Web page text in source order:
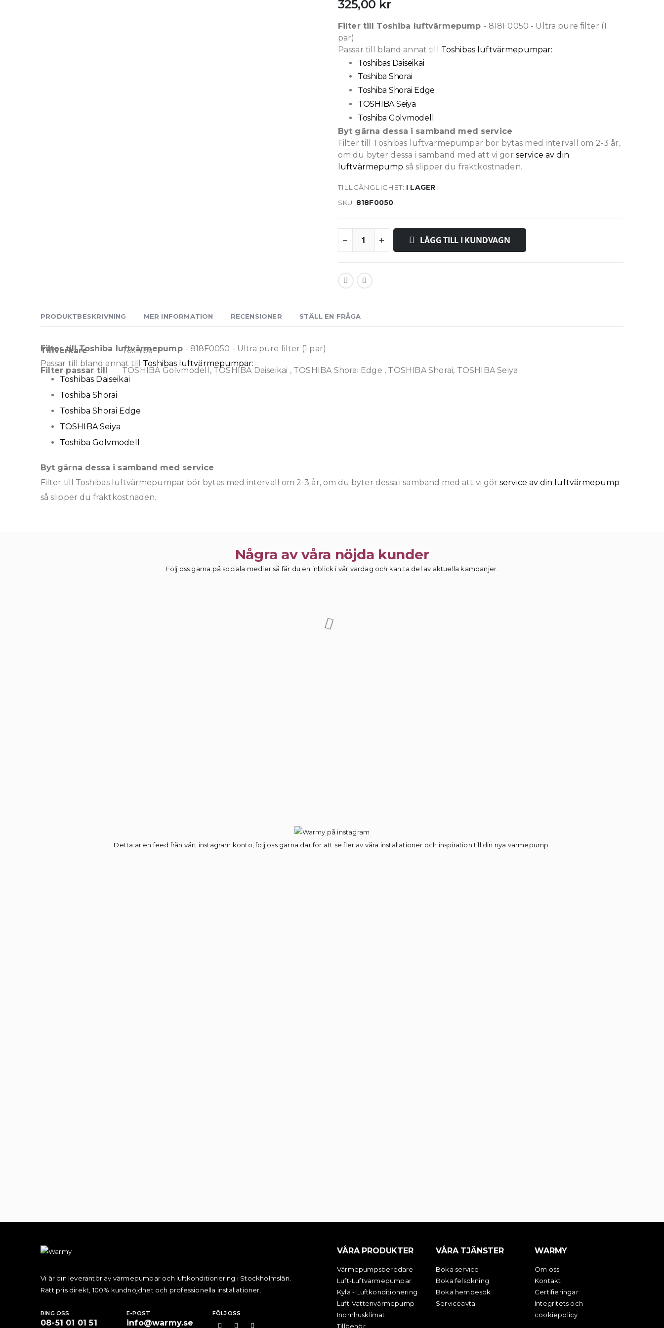
325,00 kr
Filter till Toshiba luftvärmepump - 818F0050 - Ultra pure filter (1
par)
Passar till bland annat till Toshibas luftvärmepumpar:
Toshibas Daiseikai
Toshiba Shorai
Toshiba Shorai Edge
TOSHIBA Seiya
Toshiba Golvmodell
Byt gärna dessa i samband med service
Filter till Toshibas luftvärmepumpar bör bytas med intervall om 2-3 år,
om du byter dessa i samband med att vi gör service av din
luftvärmepump så slipper du fraktkostnaden.
TILLGÄNGLIGHET: I LAGER
SKU
818F0050
LÄGG TILL I KUNDVAGN
PRODUKTBESKRIVNING
Filter till Toshiba luftvärmepump - 818F0050 - Ultra pure filter (1 par)
Passar till bland annat till Toshibas luftvärmepumpar:
Toshibas Daiseikai
Toshiba Shorai
Toshiba Shorai Edge
TOSHIBA Seiya
Toshiba Golvmodell
Byt gärna dessa i samband med service
Filter till Toshibas luftvärmepumpar bör bytas med intervall om 2-3 år, om du byter dessa i samband med att vi görservice av din luftvärmepump
så slipper du fraktkostnaden.
MER INFORMATION
Mer
information
Tillverkare Toshiba
Filter passar till TOSHIBA Golvmodell, TOSHIBA Daiseikai , TOSHIBA Shorai Edge , TOSHIBA Shorai, TOSHIBA Seiya
RECENSIONER STÄLL EN FRÅGA
Några av våra nöjda kunder
Följ oss gärna på sociala medier så får du en inblick i vår vardag och kan ta del av aktuella kampanjer.
Detta är en feed från vårt instagram konto, följ oss gärna där för att se fler av våra installationer och inspiration till din nya värmepump.
Vi är din leverantör av värmepumpar och luftkonditionering i Stockholmslän.
Rätt pris direkt, 100% kundnöjdhet och professionella installationer.
RING OSS
08-51 01 01 51
E-POST
info@warmy.se
FÖLJ OSS
VÅRA PRODUKTER
Värmepumpsberedare
Luft-Luftvärmepumpar
Kyla - Luftkonditionering
Luft-Vattenvärmepump
Inomhusklimat
Tillbehör
VÅRA TJÄNSTER
Boka service
Boka felsökning
Boka hembesök
Serviceavtal
WARMY
Om oss
Kontakt
Certifieringar
Integritets och
cookiepolicy